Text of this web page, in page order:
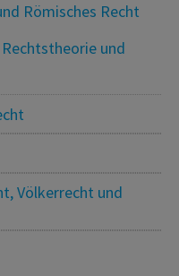
Römisches Recht
und
Völkerrecht und